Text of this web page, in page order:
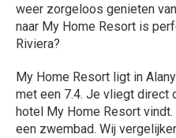
weer zorgeloos genieten
naar My Home Resort is
Riviera?
My Home Resort ligt in
met een 7.4. Je vliegt direct
hotel My Home Resort
een zwembad. Wij